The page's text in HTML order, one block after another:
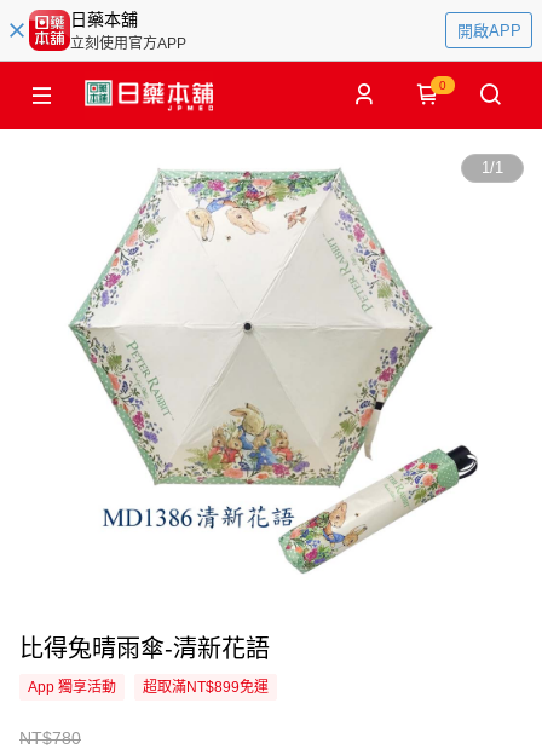
日藥本舖
立刻使用官方APP
開啟APP
0
1/1
比得兔晴雨傘-清新花語
App 獨享活動 超取滿NT$899免運
NT$780